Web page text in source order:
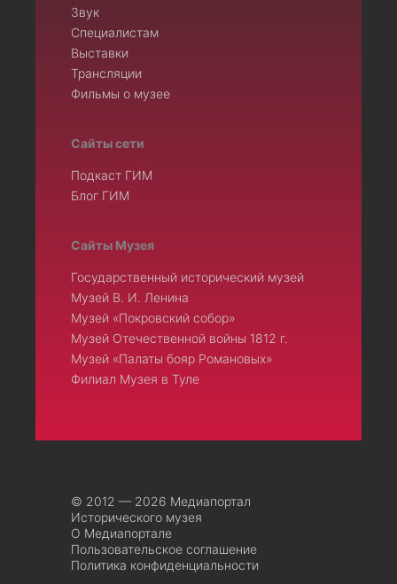
Звук
Специалистам
Выставки
Трансляции
Фильмы о музее
Сайты сети
Подкаст ГИМ
Блог ГИМ
Сайты Музея
Государственный исторический музей
Музей В. И. Ленина
Музей «Покровский собор»
Музей Отечественной войны 1812 г.
Музей «Палаты бояр Романовых»
Филиал Музея в Туле
© 2012 — 2026 Медиапортал
Исторического музея
О Медиапортале
Пользовательское соглашение
Политика конфиденциальности